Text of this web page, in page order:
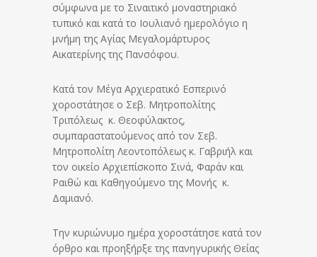
σύμφωνα με το Σιναιτικό μοναστηριακό
τυπικό και κατά το Ιουλιανό ημερολόγιο η
μνήμη της Αγίας Μεγαλομάρτυρος
Αικατερίνης της Πανσόφου.
Κατά τον Μέγα Αρχιερατικό Εσπερινό
χοροστάτησε ο Σεβ. Μητροπολίτης
Τριπόλεως κ. Θεοφύλακτος,
συμπαραστατούμενος από τον Σεβ.
Μητροπολίτη Λεοντοπόλεως κ. Γαβριήλ και
τον οικείο Αρχιεπίσκοπο Σινά, Φαράν και
Ραιθώ και Καθηγούμενο της Μονής κ.
Δαμιανό.
Την κυριώνυμο ημέρα χοροστάτησε κατά τον
όρθρο και προηξήρξε της πανηγυρικής Θείας